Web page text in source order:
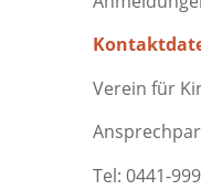
Verein für
Tel: 0441-